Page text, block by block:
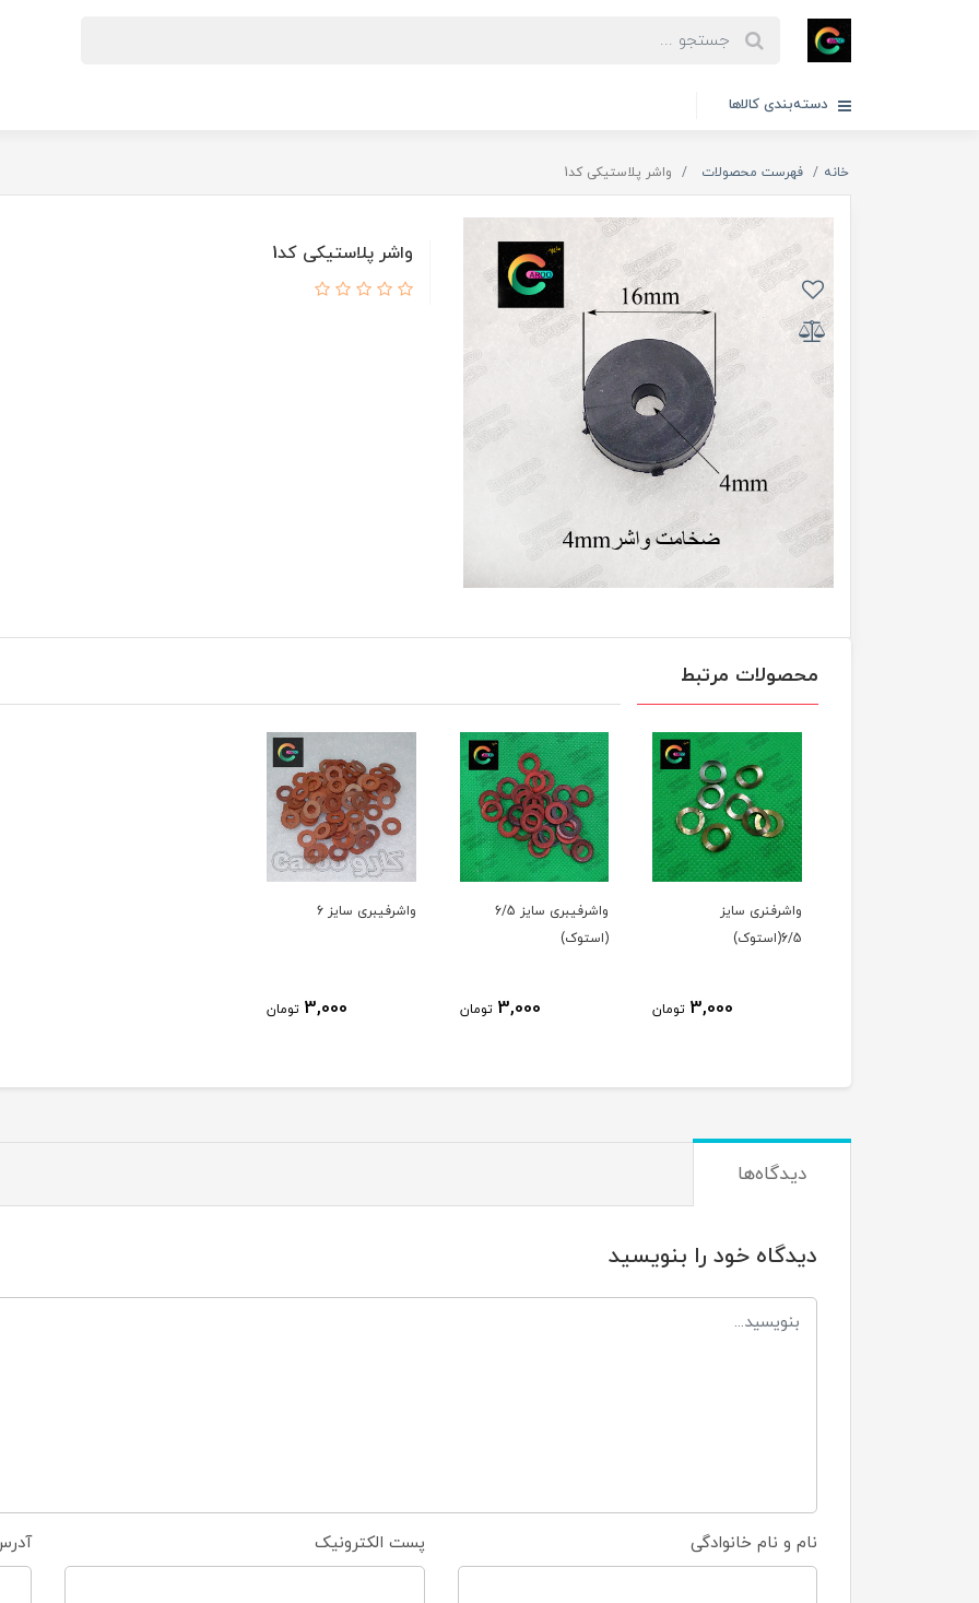
دسته‌بندی کالاها
خانه فهرست محصولات واشر پلاستیکی کد1
واشر پلاستیکی کد1
محصولات مرتبط
واشرفنری سایز
6/5(استوک)
3,000 تومان
واشرفیبری سایز 6/5
(استوک)
3,000 تومان
واشرفیبری سایز 6
3,000 تومان
دیدگاه‌ها
دیدگاه خود را بنویسید
نام و نام خانوادگی پست الکترونیک